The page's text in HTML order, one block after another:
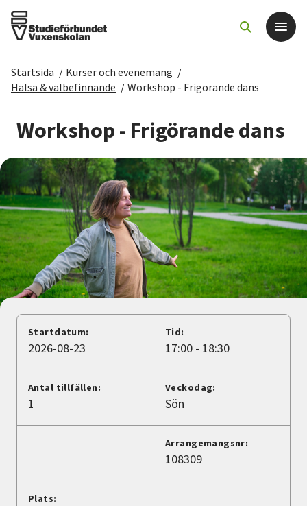
Det här gör vi
För dig som
Sök kurser och evenemang
Om SV
Starta studiecirkel
Cirkelledare
Nyheter
Avdelningar
Lyssna
Startsida / Kurser och evenemang /
Hälsa & välbefinnande / Workshop - Frigörande dans
Workshop - Frigörande dans
Startdatum:
2026-08-23
Tid:
17:00 - 18:30
Antal tillfällen:
1
Veckodag:
Sön
Arrangemangsnr:
108309
Plats: